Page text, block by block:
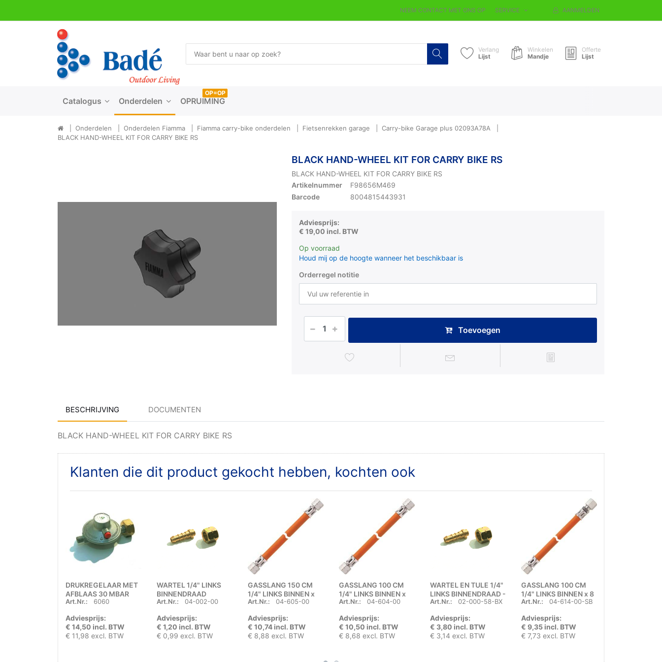
NEEM CONTACT MET ONS OP SERVICE AANMELDEN
Verlang
Lijst
Winkelen
Mandje
Offerte
Lijst
Catalogus Onderdelen OPRUIMING
OP=OP
Onderdelen Onderdelen Fiamma Fiamma carry-bike onderdelen Fietsenrekken garage
Carry-bike Garage plus 02093A78A
BLACK HAND-WHEEL KIT FOR CARRY BIKE RS
BLACK HAND-WHEEL KIT FOR CARRY BIKE RS
BLACK HAND-WHEEL KIT FOR CARRY BIKE RS
Artikelnummer
F98656M469
Barcode
8004815443931
Adviesprijs:
€ 19,00 incl. BTW
Op voorraad
Houd mij op de hoogte wanneer het beschikbaar is
Orderregel notitie
Toevoegen
BESCHRIJVING DOCUMENTEN
BLACK HAND-WHEEL KIT FOR CARRY BIKE RS
Klanten die dit product gekocht hebben, kochten ook
DRUKREGELAAR MET
AFBLAAS 30 MBAR
UNI x ¼" LINKS BUITEN
Art.Nr.: 6060
Adviesprijs:
€ 14,50 incl. BTW
€ 11,98 excl. BTW
WARTEL 1/4" LINKS
BINNENDRAAD
Art.Nr.: 04-002-00
Adviesprijs:
€ 1,20 incl. BTW
€ 0,99 excl. BTW
GASSLANG 150 CM
1/4" LINKS BINNEN x
1/4" LINKS BINNEN
Art.Nr.: 04-605-00
Adviesprijs:
€ 10,74 incl. BTW
€ 8,88 excl. BTW
GASSLANG 100 CM
1/4" LINKS BINNEN x
1/4" LINKS BINNEN
Art.Nr.: 04-604-00
Adviesprijs:
€ 10,50 incl. BTW
€ 8,68 excl. BTW
WARTEL EN TULE 1/4"
LINKS BINNENDRAAD -
BLIBOX (SIZE 03)
Art.Nr.: 02-000-58-BX
Adviesprijs:
€ 3,80 incl. BTW
€ 3,14 excl. BTW
GASSLANG 100 CM
1/4" LINKS BINNEN x 8
MM KNEL -
Art.Nr.: 04-614-00-SB
Adviesprijs:
€ 9,35 incl. BTW
€ 7,73 excl. BTW